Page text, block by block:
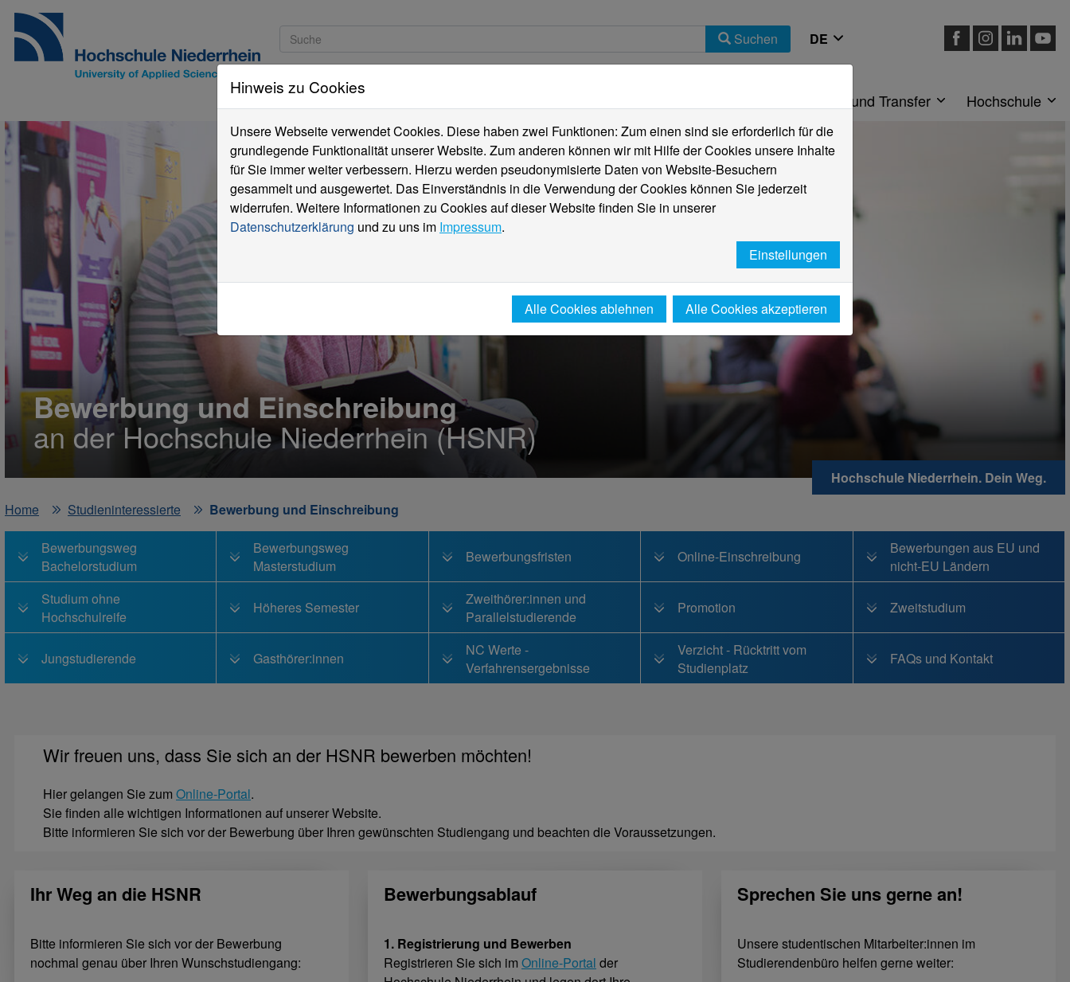
Suchen
Studieninteressierte Forschung und Transfer Hochschule
Bewerbung und Einschreibung
an der Hochschule Niederrhein (HSNR)
Hochschule Niederrhein. Dein Weg.
Home
Studieninteressierte Bewerbung und Einschreibung
Bewerbungsweg
Bachelorstudium
Bewerbungsweg
Masterstudium
Bewerbungsfristen Online-Einschreibung
Bewerbungen aus EU und
nicht-EU Ländern
Studium ohne
Hochschulreife
Höheres Semester
Zweithörer:innen und
Parallelstudierende
Promotion Zweitstudium
Jungstudierende Gasthörer:innen
NC Werte -
Verfahrensergebnisse
Verzicht - Rücktritt vom
Studienplatz
FAQs und Kontakt
Wir freuen uns, dass Sie sich an der HSNR bewerben möchten!
Hier gelangen Sie zum Online-Portal.
Sie finden alle wichtigen Informationen auf unserer Website.
Bitte informieren Sie sich vor der Bewerbung über Ihren gewünschten Studiengang und beachten die Voraussetzungen.
Ihr Weg an die HSNR
Bitte informieren Sie sich vor der Bewerbung
nochmal genau über Ihren Wunschstudiengang:
Bewerbungsablauf
1. Registrierung und Bewerben
Registrieren Sie sich im Online-Portal der
Sprechen Sie uns gerne an!
Unsere studentischen Mitarbeiter:innen im
Studierendenbüro helfen gerne weiter:
Hinweis zu Cookies
Unsere Webseite verwendet Cookies. Diese haben zwei Funktionen: Zum einen sind sie erforderlich für die
grundlegende Funktionalität unserer Website. Zum anderen können wir mit Hilfe der Cookies unsere Inhalte
für Sie immer weiter verbessern. Hierzu werden pseudonymisierte Daten von Website-Besuchern
gesammelt und ausgewertet. Das Einverständnis in die Verwendung der Cookies können Sie jederzeit
widerrufen. Weitere Informationen zu Cookies auf dieser Website finden Sie in unserer
Datenschutzerklärung und zu uns im Impressum.
Einstellungen
Alle Cookies ablehnen Alle Cookies akzeptieren